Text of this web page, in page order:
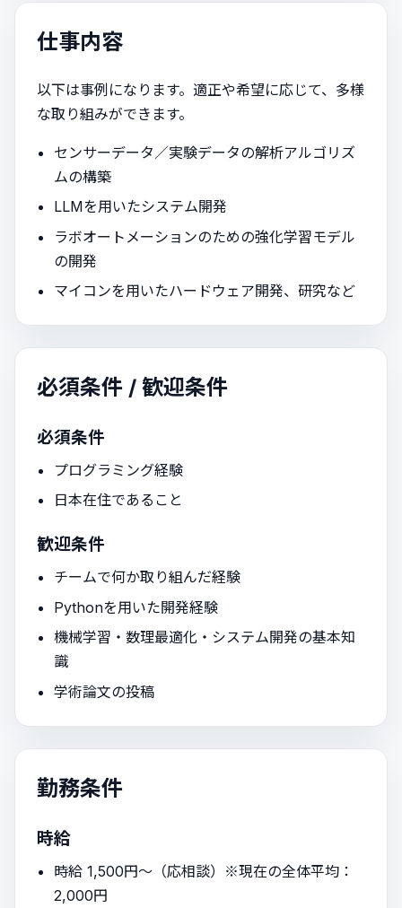
仕事内容
以下は事例になります。適正や希望に応じて、多様
な取り組みができます。
センサーデータ／実験データの解析アルゴリズ
ムの構築
LLMを用いたシステム開発
ラボオートメーションのための強化学習モデル
の開発
マイコンを用いたハードウェア開発、研究など
必須条件 / 歓迎条件
必須条件
プログラミング経験
日本在住であること
歓迎条件
チームで何か取り組んだ経験
Pythonを用いた開発経験
機械学習・数理最適化・システム開発の基本知
識
学術論文の投稿
勤務条件
時給
時給 1,500円〜（応相談）※現在の全体平均：
2,000円